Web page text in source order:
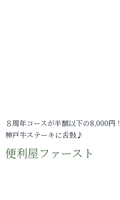
８周年コースが半額以下の8,000円！
神戸牛ステーキに舌鼓♪
便利屋ファースト